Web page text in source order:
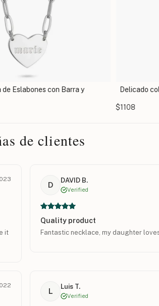
Eslabones con Barra y
Delicado
$1108
de clientes
it
D
DAVID B.
Verified
Quality product
Fantastic necklace, my daughter
L
Luis T.
Verified